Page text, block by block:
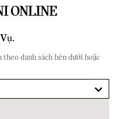
ONLINE
danh sách bên dưới hoặc